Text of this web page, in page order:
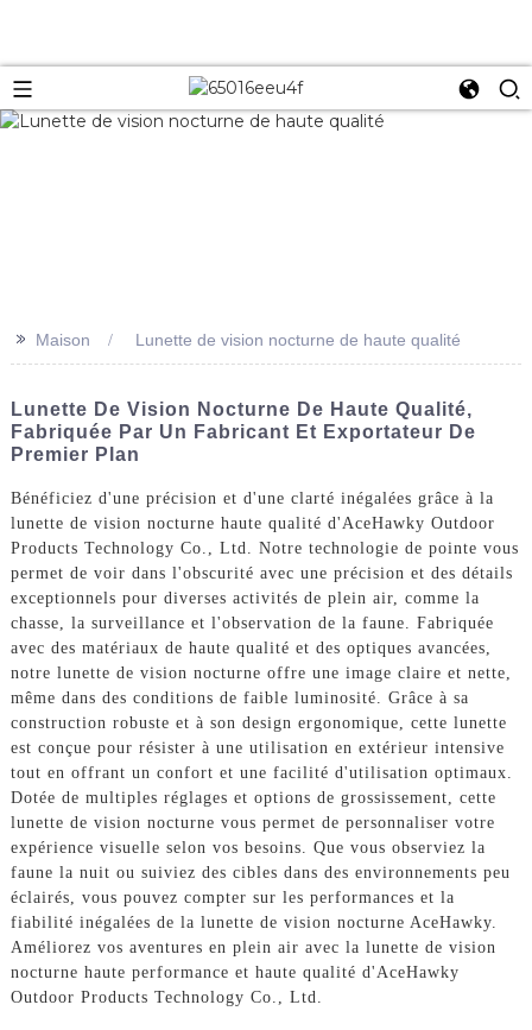
>> Maison Lunette de vision nocturne de haute qualité
Lunette De Vision Nocturne De Haute Qualité,
Fabriquée Par Un Fabricant Et Exportateur De
Premier Plan
Bénéficiez d'une précision et d'une clarté inégalées grâce à la
lunette de vision nocturne haute qualité d'AceHawky Outdoor
Products Technology Co., Ltd. Notre technologie de pointe vous
permet de voir dans l'obscurité avec une précision et des détails
exceptionnels pour diverses activités de plein air, comme la
chasse, la surveillance et l'observation de la faune. Fabriquée
avec des matériaux de haute qualité et des optiques avancées,
notre lunette de vision nocturne offre une image claire et nette,
même dans des conditions de faible luminosité. Grâce à sa
construction robuste et à son design ergonomique, cette lunette
est conçue pour résister à une utilisation en extérieur intensive
tout en offrant un confort et une facilité d'utilisation optimaux.
Dotée de multiples réglages et options de grossissement, cette
lunette de vision nocturne vous permet de personnaliser votre
expérience visuelle selon vos besoins. Que vous observiez la
faune la nuit ou suiviez des cibles dans des environnements peu
éclairés, vous pouvez compter sur les performances et la
fiabilité inégalées de la lunette de vision nocturne AceHawky.
Améliorez vos aventures en plein air avec la lunette de vision
nocturne haute performance et haute qualité d'AceHawky
Outdoor Products Technology Co., Ltd.